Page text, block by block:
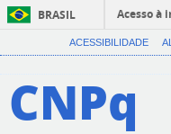
BRASIL
Acesso à
ACESSIBILIDADE
CNPq